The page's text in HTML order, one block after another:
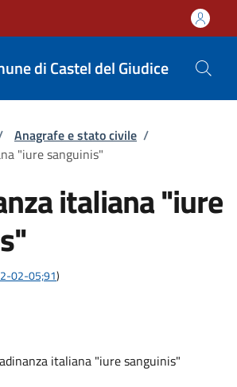
di Castel del Giudice
pane
Anagrafe e stato civile /
"iure sanguinis"
italiana "iure
02-05;91)
italiana "iure sanguinis"